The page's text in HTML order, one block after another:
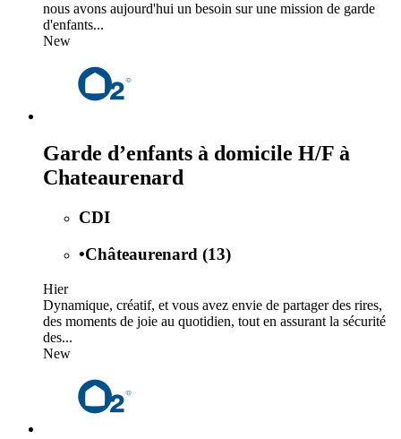
nous avons aujourd'hui un besoin sur une mission de garde
d'enfants...
New
Garde d’enfants à domicile H/F à
Chateaurenard
CDI
•Châteaurenard (13)
Hier
Dynamique, créatif, et vous avez envie de partager des rires,
des moments de joie au quotidien, tout en assurant la sécurité
des...
New